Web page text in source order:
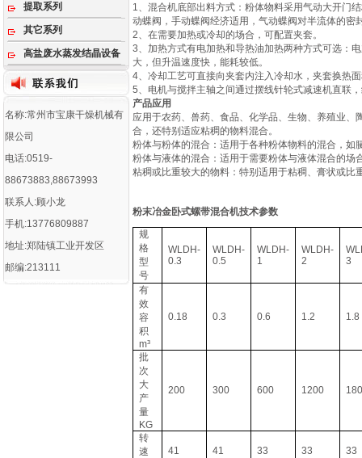
提取系列
其它系列
高盐废水蒸发结晶设备
名称:常州市宝康干燥机械有
限公司
电话:0519-
88673883,88673993
联系人:顾小龙
手机:13776809887
地址:郑陆镇工业开发区
邮编:213111
1、混合机底部出料方式：粉体物料采用气动大开门
动蝶阀，手动蝶阀经济适用，气动蝶阀对半流体的密
2、在需要加热或冷却的场合，可配置夹套。
3、加热方式有电加热和导热油加热两种方式可选：
大，但升温速度快，能耗较低。
4、冷却工艺可直接向夹套内注入冷却水，夹套换热
5、电机与搅拌主轴之间通过摆线针轮式减速机直联
产品应用
应用于农药、兽药、食品、化学品、生物、养殖业
合，还特别适应粘稠的物料混合。
粉体与粉体的混合‌：适用于各种粉体物料的混合，如
粉体与液体的混合‌：适用于需要粉体与液体混合的场
粘稠或比重较大的物料‌：特别适用于粘稠、膏状或
粉末冶金卧式螺带混合机技术参数
规
格
型
号
WLDH-
0.3
WLDH-
0.5
WLDH-
1
WLDH-
2
3
有
效
容
积
m³
0.18 0.3 0.6 1.2 1.8
批
次
大
产
量
KG
200 300 600 1200
转
速
41 41 33 33 33